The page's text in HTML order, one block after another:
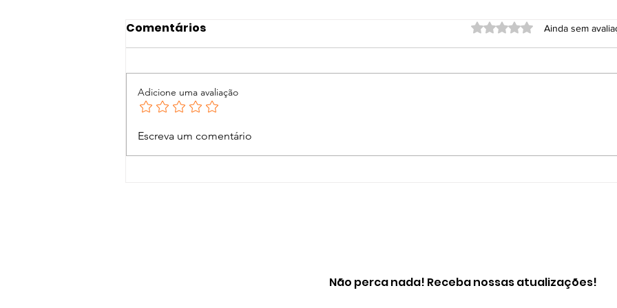
Tendências alimentos
Saudáveis 2026
Mudou a Gastronomia
Comentários Avaliado com 0 de 5
Ainda sem
Adicione uma avaliação
Escreva um comentário
Não perca nada! Receba nossas atualizações!